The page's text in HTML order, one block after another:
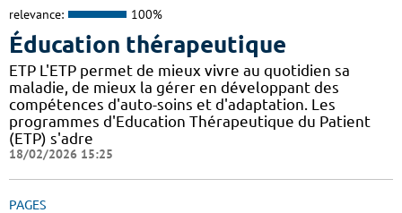
relevance: 100%
Éducation thérapeutique
ETP L'ETP permet de mieux vivre au quotidien sa
maladie, de mieux la gérer en développant des
compétences d'auto-soins et d'adaptation. Les
programmes d'Education Thérapeutique du Patient
(ETP) s'adre
18/02/2026 15:25
PAGES